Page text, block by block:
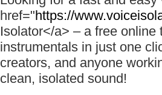
href="https://
Isolator</a> – a free
instrumentals in just one
creators, and anyone
clean, isolated sound!